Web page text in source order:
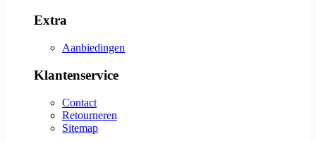
Extra
Aanbiedingen
Klantenservice
Contact
Retourneren
Sitemap